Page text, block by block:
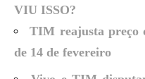
VIU ISSO?
TIM reajusta preço
de 14 de fevereiro